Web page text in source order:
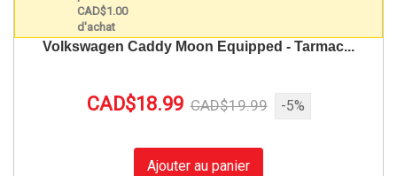
Volkswagen Caddy Moon Equipped - Tarmac...
CAD$18.99 CAD$19.99 -5%
Ajouter au panier